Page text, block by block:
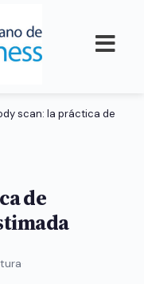
scan: la práctica de
de